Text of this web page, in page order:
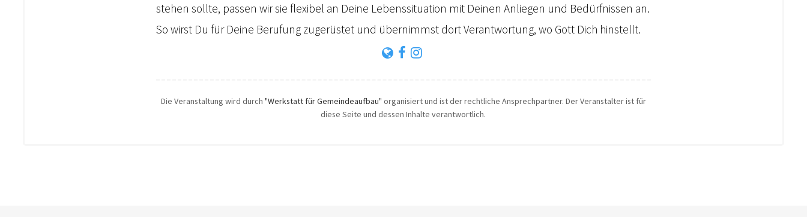
stehen sollte, passen wir sie flexibel an Deine Lebenssituation mit Deinen Anliegen und Bedürfnissen an.
So wirst Du für Deine Berufung zugerüstet und übernimmst dort Verantwortung, wo Gott Dich hinstellt.
Die Veranstaltung wird durch "Werkstatt für Gemeindeaufbau" organisiert und ist der rechtliche Ansprechpartner. Der Veranstalter ist für
diese Seite und dessen Inhalte verantwortlich.